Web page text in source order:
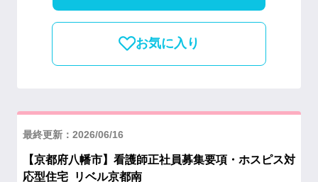
お気に入り
最終更新：2026/06/16
【京都府八幡市】看護師正社員募集要項・ホスピス対
応型住宅 リベル京都南